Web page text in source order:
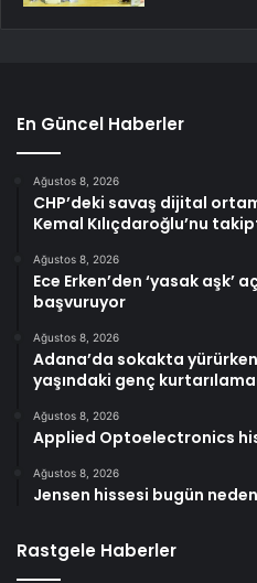
En Güncel Haberler
Ağustos 8, 2026
CHP’deki savaş dijital
Kemal Kılıçdaroğlu’nu
Ağustos 8, 2026
Ece Erken’den ‘yasak aşk’
başvuruyor
Ağustos 8, 2026
Adana’da sokakta
yaşındaki genç
Ağustos 8, 2026
Applied Optoelectronics
Ağustos 8, 2026
Jensen hissesi bugün
Rastgele Haberler